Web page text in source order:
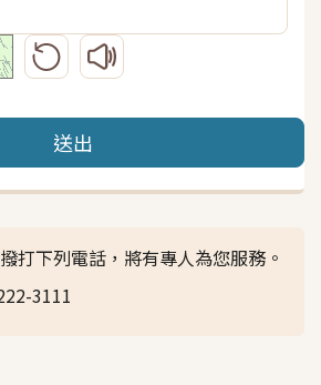
更新圖形驗證碼播放圖形驗證碼語音
送出
打下列電話，將有專人為您服務。
3111